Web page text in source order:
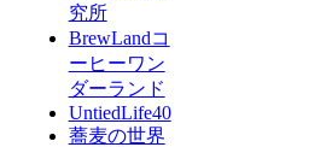
究所
BrewLandコ
ーヒーワン
ダーランド
UntiedLife40
蕎麦の世界